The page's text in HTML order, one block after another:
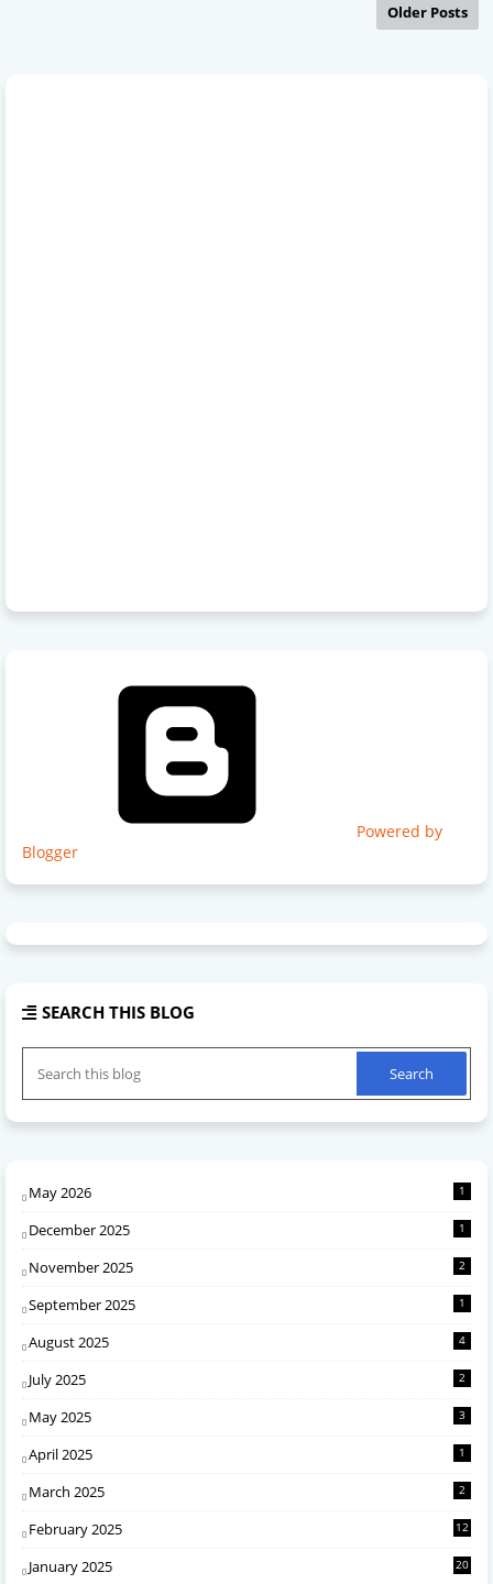
Older Posts
Powered by
Blogger
SEARCH THIS BLOG
May 2026 1
December 2025 1
November 2025 2
September 2025 1
August 2025 4
July 2025 2
May 2025 3
April 2025 1
March 2025 2
February 2025 12
January 2025 20